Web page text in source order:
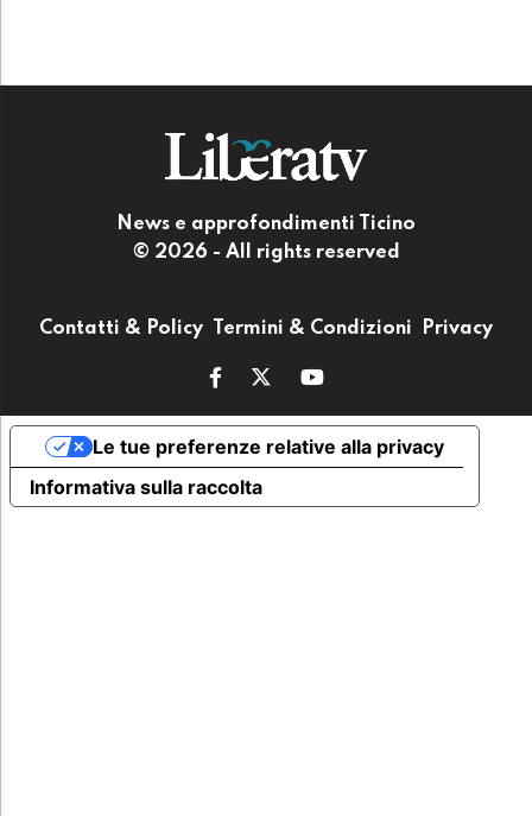
News e approfondimenti Ticino
© 2026 - All rights reserved
Contatti & Policy Termini & Condizioni Privacy
Informativa sulla raccolta
Le tue preferenze relative alla privacy